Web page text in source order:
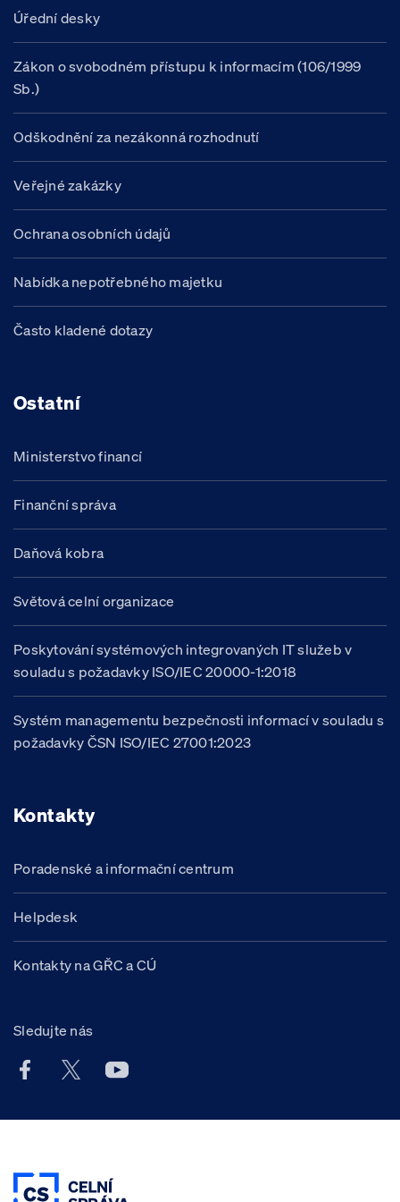
Úřední desky
Zákon o svobodném přístupu k informacím (106/1999
Sb.)
Odškodnění za nezákonná rozhodnutí
Veřejné zakázky
Ochrana osobních údajů
Nabídka nepotřebného majetku
Často kladené dotazy
Ostatní
Ministerstvo financí
Finanční správa
Daňová kobra
Světová celní organizace
Poskytování systémových integrovaných IT služeb v
souladu s požadavky ISO/IEC 20000-1:2018
Systém managementu bezpečnosti informací v souladu s
požadavky ČSN ISO/IEC 27001:2023
Kontakty
Poradenské a informační centrum
Helpdesk
Kontakty na GŘC a CÚ
Sledujte nás
Facebook účet Celní správy ČR
X účet Celní správy ČR
Youtube účet Celní správy ČR